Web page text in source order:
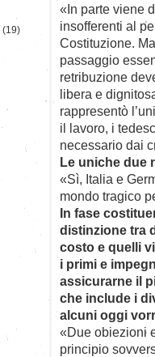
«In parte viene
insofferenti al
Costituzione.
passaggio
retribuzione
libera e
rappresentò
il lavoro, i
necessario dai
Le uniche due
«Sì, Italia e
mondo tragico
In fase
distinzione tra
costo e quelli
i primi e
assicurarne il
che include i
alcuni oggi
«Due obiezioni
principio
(19)